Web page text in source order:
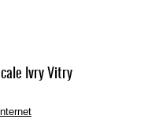
Ivry Vitry